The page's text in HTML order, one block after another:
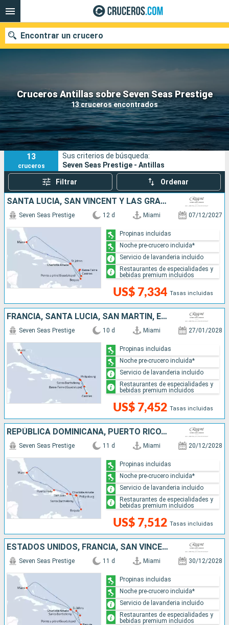
Cruceros Antillas sobre Seven Seas Prestige
13 cruceros encontrados
Encontrar un crucero
Nuestros destinos
Fecha de salida
Puertos Compañías
Buscar
13
cruceros
Sus criterios de búsqueda:
Seven Seas Prestige - Antillas
Filtrar Ordenar
SANTA LUCIA, SAN VINCENT Y LAS GRANADINAS, ESTADOS UNIDOS
Seven Seas Prestige 12 d Miami 07/12/2027
US$ 7,334 Tasas incluidas
Propinas incluidas
Noche pre-crucero incluida*
Servicio de lavanderia incluido
Restaurantes de especialidades y
bebidas premium incluidos
FRANCIA, SANTA LUCIA, SAN MARTÍN, ESTADOS UNIDOS
Seven Seas Prestige 10 d Miami 27/01/2028
US$ 7,452 Tasas incluidas
Propinas incluidas
Noche pre-crucero incluida*
Servicio de lavanderia incluido
Restaurantes de especialidades y
bebidas premium incluidos
REPÚBLICA DOMINICANA, PUERTO RICO, SAN MARTÍN, FRANCIA, SAN VINCENT Y LAS GRANADINAS, ESTADOS UNIDOS
Seven Seas Prestige 11 d Miami 20/12/2028
US$ 7,512 Tasas incluidas
Propinas incluidas
Noche pre-crucero incluida*
Servicio de lavanderia incluido
Restaurantes de especialidades y
bebidas premium incluidos
ESTADOS UNIDOS, FRANCIA, SAN VINCENT Y LAS GRANADINAS
Seven Seas Prestige 11 d Miami 30/12/2028
Propinas incluidas
Noche pre-crucero incluida*
Servicio de lavanderia incluido
Restaurantes de especialidades y
bebidas premium incluidos